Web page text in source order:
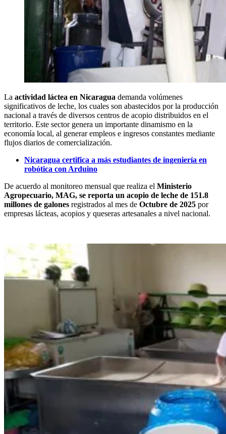
La actividad láctea en Nicaragua demanda volúmenes
significativos de leche, los cuales son abastecidos por la producción
nacional a través de diversos centros de acopio distribuidos en el
territorio. Este sector genera un importante dinamismo en la
economía local, al generar empleos e ingresos constantes mediante
flujos diarios de comercialización.
Nicaragua certifica a más estudiantes de ingeniería en
robótica con Arduino
De acuerdo al monitoreo mensual que realiza el Ministerio
Agropecuario, MAG, se reporta un acopio de leche de 151.8
millones de galones registrados al mes de Octubre de 2025 por
empresas lácteas, acopios y queseras artesanales a nivel nacional.